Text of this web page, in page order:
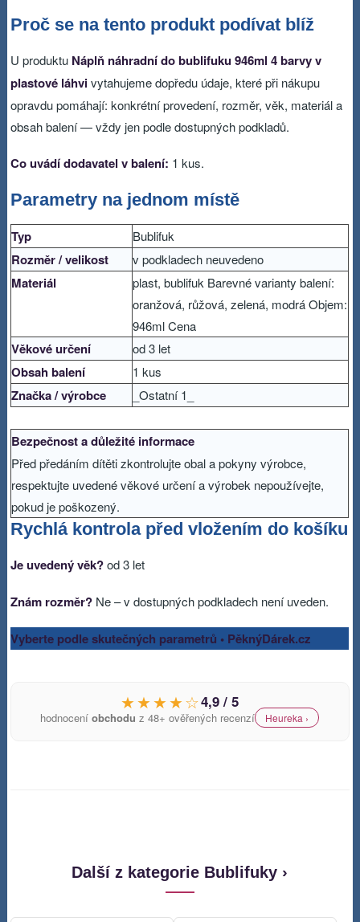
Proč se na tento produkt podívat blíž
U produktu Náplň náhradní do bublifuku 946ml 4 barvy v
plastové láhvivytahujeme dopředu údaje, které při nákupu
opravdu pomáhají: konkrétní provedení, rozměr, věk, materiál a
obsah balení — vždy jen podle dostupných podkladů.
Co uvádí dodavatel v balení: 1 kus.
Parametry na jednom místě
Typ Bublifuk
Rozměr / velikost v podkladech neuvedeno
Materiál
plast, bublifuk Barevné varianty balení:
oranžová, růžová, zelená, modrá Objem:
946ml Cena
Věkové určení od 3 let
Obsah balení 1 kus
Značka / výrobce _Ostatní 1_
Bezpečnost a důležité informace
Před předáním dítěti zkontrolujte obal a pokyny výrobce,
respektujte uvedené věkové určení a výrobek nepoužívejte,
pokud je poškozený.
Rychlá kontrola před vložením do košíku
Je uvedený věk?od 3 let
Znám rozměr? Ne – v dostupných podkladech není uveden.
Vyberte podle skutečných parametrů • PěknýDárek.cz
★★★★☆4,9 / 5
hodnoceníobchodu z 48+ ověřených recenzí Heureka ›
Další z kategorie Bublifuky ›